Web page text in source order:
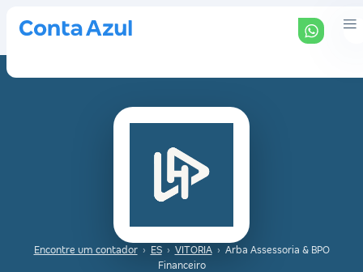
Encontre um contador › ES › VITORIA › Arba Assessoria & BPO
Financeiro